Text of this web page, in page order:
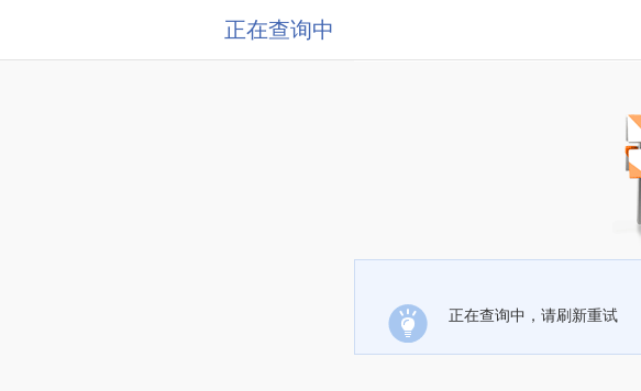
正在查询中
正在查询中，请刷新重试